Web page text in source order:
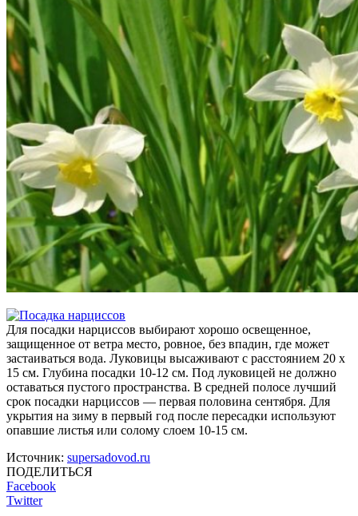
Для посадки нарциссов выбирают хорошо освещенное,
защищенное от ветра место, ровное, без впадин, где может
застаиваться вода. Луковицы высаживают с расстоянием 20 х
15 см. Глубина посадки 10-12 см. Под луковицей не должно
оставаться пустого пространства. В средней полосе лучший
срок посадки нарциссов — первая половина сентября. Для
укрытия на зиму в первый год после пересадки используют
опавшие листья или солому слоем 10-15 см.
Источник: supersadovod.ru
ПОДЕЛИТЬСЯ
Facebook
Twitter